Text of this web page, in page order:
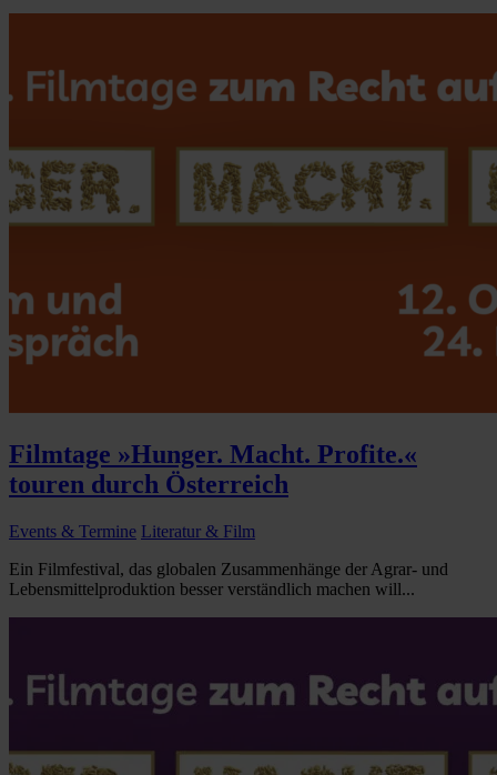
Filmtage »Hunger. Macht. Profite.«
touren durch Österreich
Events & Termine Literatur & Film
Ein Filmfestival, das globalen Zusammenhänge der Agrar- und
Lebensmittelproduktion besser verständlich machen will...